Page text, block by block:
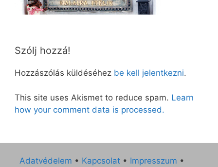
Szólj hozzá!
Hozzászólás küldéséhez be kell jelentkezni.
This site uses Akismet to reduce spam. Learn
how your comment data is processed.
Adatvédelem • Kapcsolat • Impresszum •